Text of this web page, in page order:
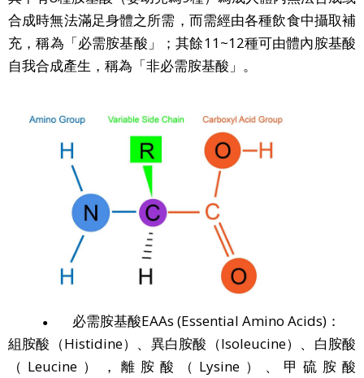
合成時無法滿足身體之所需，而需經由各種飲食中攝取補
充，稱為「必需胺基酸」；其餘11~12種可由體內胺基酸
自我合成產生，稱為「非必需胺基酸」。
●
必需胺基酸EAAs (Essential Amino Acids)：
組胺酸（Histidine）、異白胺酸（Isoleucine）、白胺酸
（Leucine），離胺酸（Lysine）、甲硫胺酸